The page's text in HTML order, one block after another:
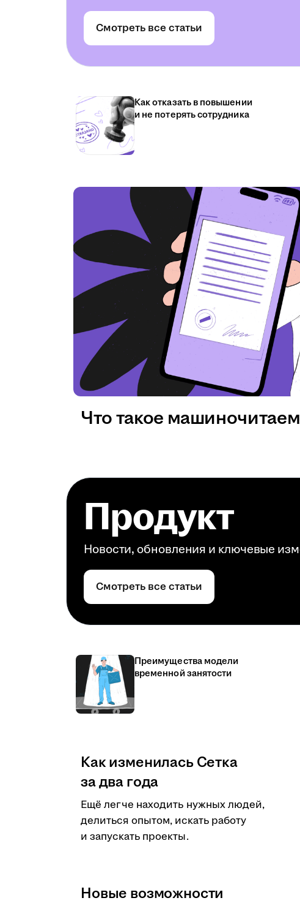
Смотреть все статьи
Как отказать в повышении
и не потерять сотрудника
Что такое
Продукт
Новости, обновления и ключевые
Смотреть все статьи
Преимущества модели
временной занятости
Как изменилась Сетка
за два года
Ещё легче находить нужных людей,
делиться опытом, искать работу
и запускать проекты.
Новые возможности